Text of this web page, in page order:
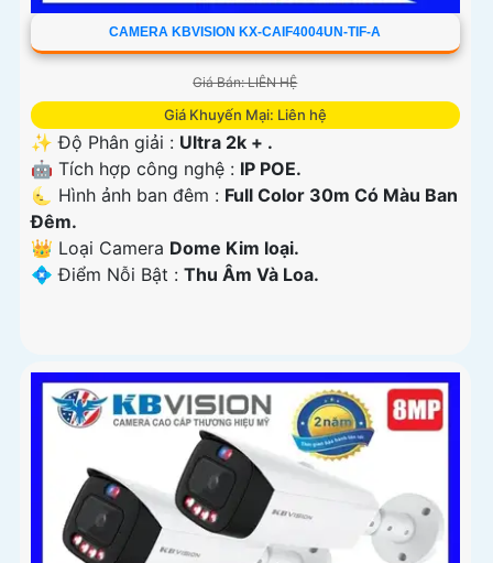
CAMERA KBVISION KX-CAIF4004UN-TIF-A
Giá Bán: LIÊN HỆ
Giá Khuyến Mại: Liên hệ
✨ Độ Phân giải : Ultra 2k + .
🤖️ Tích hợp công nghệ : IP POE.
🌜 Hình ảnh ban đêm : Full Color 30m Có Màu Ban
Ðêm.
👑 Loại Camera Dome Kim loại.
️💠 Điểm Nỗi Bật : Thu Âm Và Loa.